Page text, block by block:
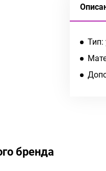
бренда